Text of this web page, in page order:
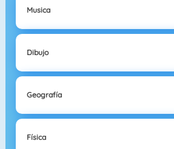
Musica
Dibujo
Geografía
Física